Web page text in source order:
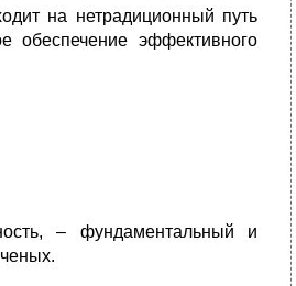
на нетрадиционный путь
обеспечение эффективного
– фундаментальный и